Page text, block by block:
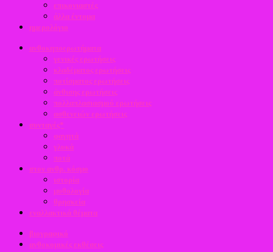
επικονιαστές
άλλα έντομα
ημερολόγιο
ανθοκηποερωτήματα
γενικές ερωτήσεις
κλαδέματος ερωτήσεις
ποτίσματος ερωτήσεις
άνθισης ερωτήσεις
πολλαπλασιασμού ερωτήσεις
ασθενειών ερωτήσεις
συνταγές*
φαγητά
γλυκά
ποτά
στον ανθρ. κόσμο
ιστορία
μυθολογία
θρησκεία
εναλλακτικά θέματα
βιογραφικό
ανθοκομικές εκθέσεις